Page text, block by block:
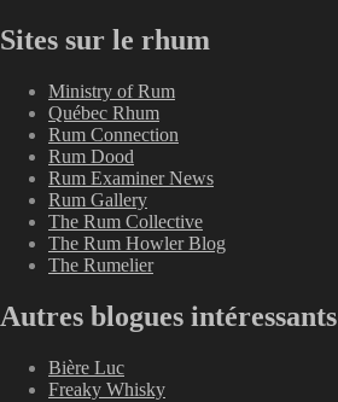
Sites sur le rhum
Ministry of Rum
Québec Rhum
Rum Connection
Rum Dood
Rum Examiner News
Rum Gallery
The Rum Collective
The Rum Howler Blog
The Rumelier
Autres blogues intéressants
Bière Luc
Freaky Whisky